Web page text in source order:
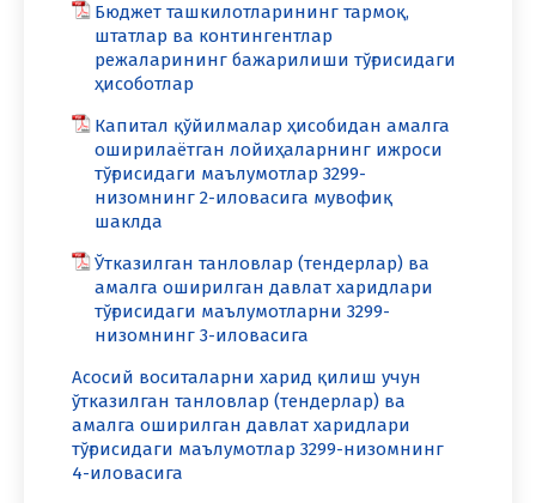
Бюджет ташкилотларининг тармоқ,
штатлар ва контингентлар
режаларининг бажарилиши тўғрисидаги
ҳисоботлар
Капитал қўйилмалар ҳисобидан амалга
оширилаётган лойиҳаларнинг ижроси
тўғрисидаги маълумотлар 3299-
низомнинг 2-иловасига мувофиқ
шаклда
Ўтказилган танловлар (тендерлар) ва
амалга оширилган давлат харидлари
тўғрисидаги маълумотларни 3299-
низомнинг 3-иловасига
Асосий воситаларни харид қилиш учун
ўтказилган танловлар (тендерлар) ва
амалга оширилган давлат харидлари
тўғрисидаги маълумотлар 3299-низомнинг
4-иловасига